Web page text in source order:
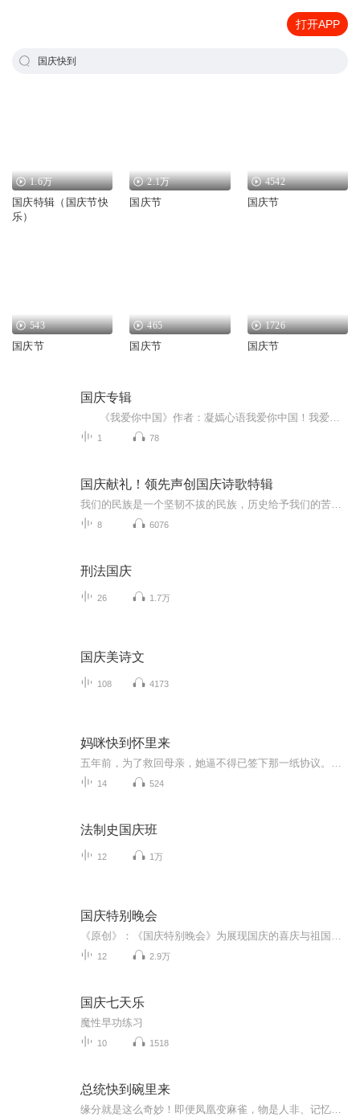
打开APP
国庆快到
1.6万
国庆特辑（国庆节快
乐）
2.1万
国庆节
4542
国庆节
543
国庆节
465
国庆节
1726
国庆节
国庆专辑
1 78
国庆献礼！领先声创国庆诗歌特辑
8 6076
刑法国庆
26 1.7万
国庆美诗文
108 4173
妈咪快到怀里来
14 524
法制史国庆班
12 1万
国庆特别晚会
12 2.9万
国庆七天乐
魔性早功练习
10 1518
总统快到碗里来